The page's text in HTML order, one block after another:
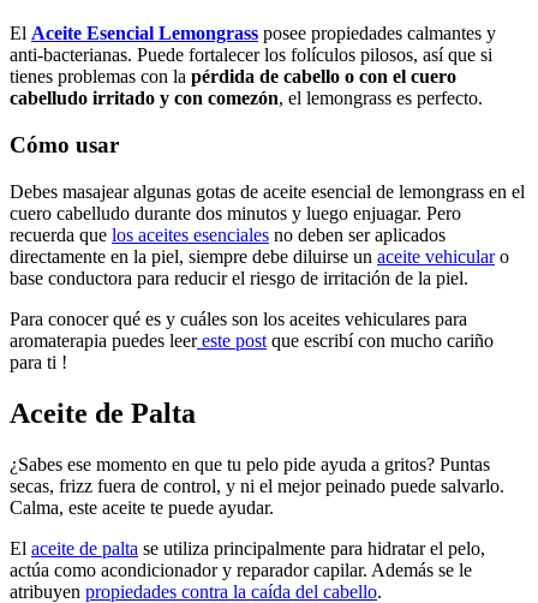
El Aceite Esencial Lemongrass posee propiedades calmantes y
anti-bacterianas. Puede fortalecer los folículos pilosos, así que si
tienes problemas con la pérdida de cabello o con el cuero
cabelludo irritado y con comezón, el lemongrass es perfecto.
Cómo usar
Debes masajear algunas gotas de aceite esencial de lemongrass en el
cuero cabelludo durante dos minutos y luego enjuagar. Pero
recuerda que los aceites esenciales no deben ser aplicados
directamente en la piel, siempre debe diluirse un aceite vehicularo
base conductora para reducir el riesgo de irritación de la piel.
Para conocer qué es y cuáles son los aceites vehiculares para
aromaterapia puedes leereste post que escribí con mucho cariño
para ti !
Aceite de Palta
¿Sabes ese momento en que tu pelo pide ayuda a gritos? Puntas
secas, frizz fuera de control, y ni el mejor peinado puede salvarlo.
Calma, este aceite te puede ayudar.
El aceite de palta se utiliza principalmente para hidratar el pelo,
actúa como acondicionador y reparador capilar. Además se le
atribuyen propiedades contra la caída del cabello.